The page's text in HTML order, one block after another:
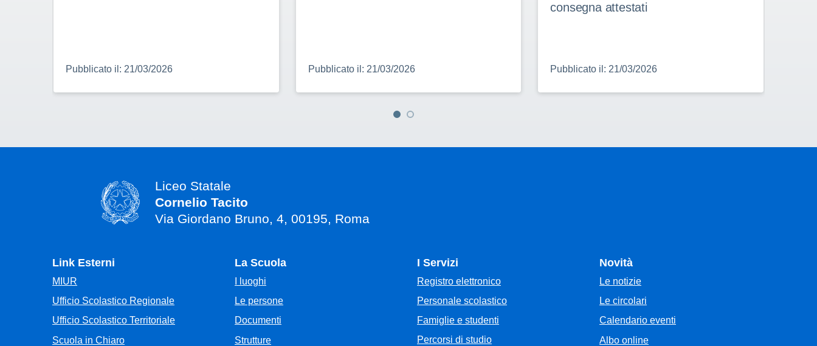
Pubblicato il: 21/03/2026 Pubblicato il: 21/03/2026
consegna attestati
Pubblicato il: 21/03/2026
Liceo Statale
Cornelio Tacito
Via Giordano Bruno, 4, 00195, Roma
Link Esterni
MIUR
Ufficio Scolastico Regionale
Ufficio Scolastico Territoriale
Scuola in Chiaro
La Scuola
I luoghi
Le persone
Documenti
Strutture
I Servizi
Registro elettronico
Personale scolastico
Famiglie e studenti
Percorsi di studio
Novità
Le notizie
Le circolari
Calendario eventi
Albo online